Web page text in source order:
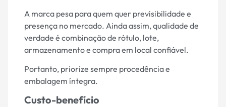
A marca pesa para quem quer previsibilidade e
presença no mercado. Ainda assim, qualidade de
verdade é combinação de rótulo, lote,
armazenamento e compra em local confiável.
Portanto, priorize sempre procedência e
embalagem íntegra.
Custo-benefício